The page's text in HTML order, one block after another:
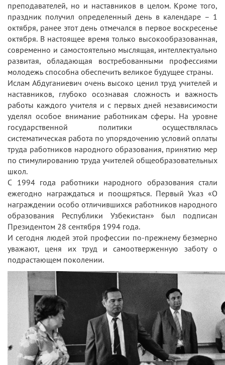
преподавателей, но и наставников в целом. Кроме того,
праздник получил определенный день в календаре – 1
октября, ранее этот день отмечался в первое воскресенье
октября. В настоящее время только высокообразованная,
современно и самостоятельно мыслящая, интеллектуально
развитая, обладающая востребованными профессиями
молодежь способна обеспечить великое будущее страны.
Ислам Абдуганиевич очень высоко ценил труд учителей и
наставников, глубоко осознавая сложность и важность
работы каждого учителя и с первых дней независимости
уделял особое внимание работникам сферы. На уровне
государственной политики осуществлялась
систематическая работа по упорядочению условий оплаты
труда работников народного образования, принятию мер
по стимулированию труда учителей общеобразовательных
школ.
С 1994 года работники народного образования стали
ежегодно награждаться и поощряться. Первый Указ «О
награждении особо отличившихся работников народного
образования Республики Узбекистан» был подписан
Президентом 28 сентября 1994 года.
И сегодня людей этой профессии по-прежнему безмерно
уважают, ценя их труд и самоотверженную заботу о
подрастающем поколении.